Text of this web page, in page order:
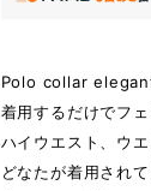
Polo collar
着用するだけでフ
ハイウエスト、ウ
どなたが着用され